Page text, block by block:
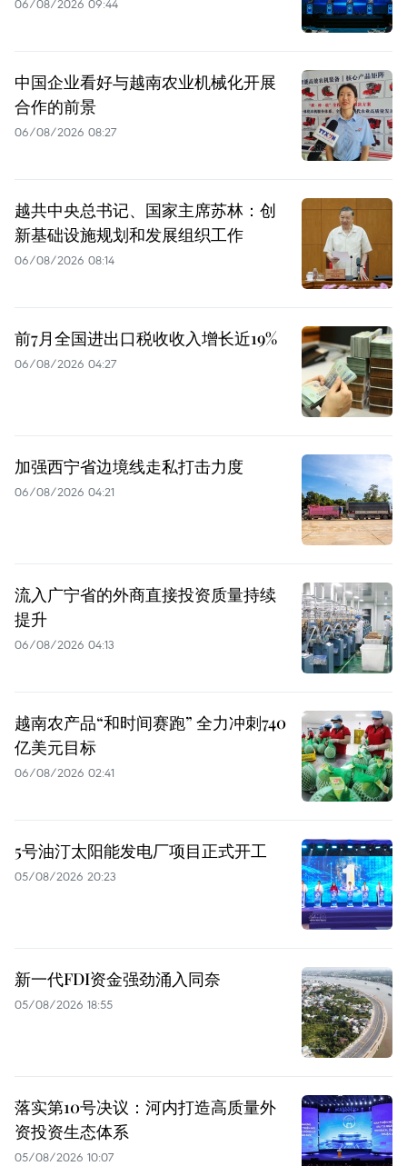
06/08/2026 09:44
中国企业看好与越南农业机械化开展
合作的前景
06/08/2026 08:27
越共中央总书记、国家主席苏林：创
新基础设施规划和发展组织工作
06/08/2026 08:14
前7月全国进出口税收收入增长近19%
06/08/2026 04:27
加强西宁省边境线走私打击力度
06/08/2026 04:21
流入广宁省的外商直接投资质量持续
提升
06/08/2026 04:13
越南农产品“和时间赛跑” 全力冲刺740
亿美元目标
06/08/2026 02:41
5号油汀太阳能发电厂项目正式开工
05/08/2026 20:23
新一代FDI资金强劲涌入同奈
05/08/2026 18:55
落实第10号决议：河内打造高质量外
资投资生态体系
05/08/2026 10:07